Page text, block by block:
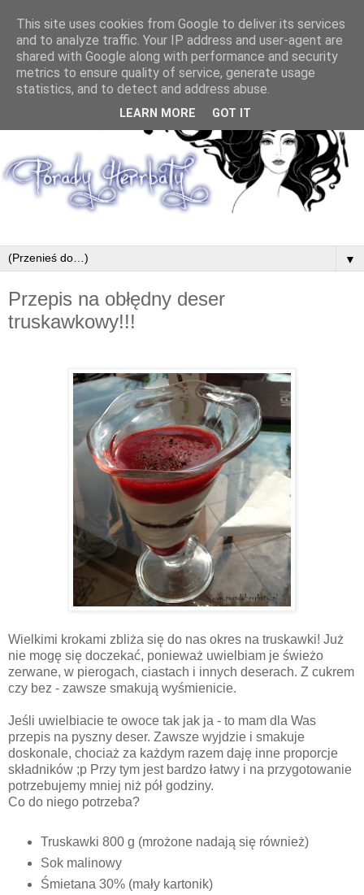
▼
Przepis na obłędny deser
truskawkowy!!!
Wielkimi krokami zbliża się do nas okres na truskawki! Już
nie mogę się doczekać, ponieważ uwielbiam je świeżo
zerwane, w pierogach, ciastach i innych deserach. Z cukrem
czy bez - zawsze smakują wyśmienicie.
Jeśli uwielbiacie te owoce tak jak ja - to mam dla Was
przepis na pyszny deser. Zawsze wyjdzie i smakuje
doskonale, chociaż za każdym razem daję inne proporcje
składników ;p Przy tym jest bardzo łatwy i na przygotowanie
potrzebujemy mniej niż pół godziny.
Co do niego potrzeba?
Truskawki 800 g (mrożone nadają się również)
Sok malinowy
Śmietana 30% (mały kartonik)
This site uses cookies from Google to deliver its services
and to analyze traffic. Your IP address and user-agent are
shared with Google along with performance and security
metrics to ensure quality of service, generate usage
statistics, and to detect and address abuse.
LEARN MORE GOT IT